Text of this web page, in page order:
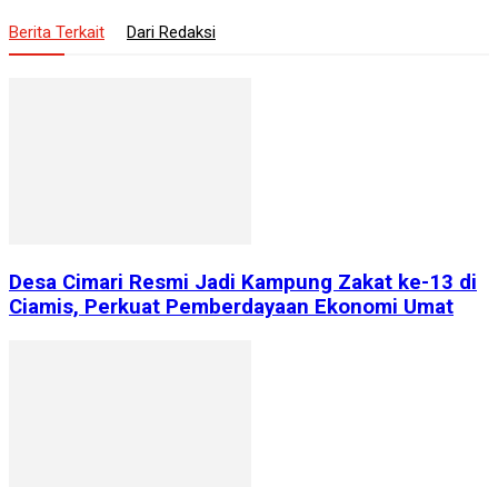
Berita Terkait Dari Redaksi
Desa Cimari Resmi Jadi Kampung Zakat ke-13 di
Ciamis, Perkuat Pemberdayaan Ekonomi Umat